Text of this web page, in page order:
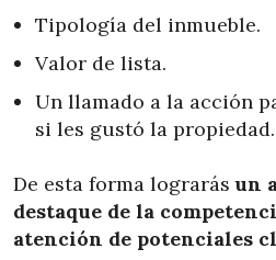
Tipología del inmueble.
Valor de lista.
Un llamado a la acción
si les gustó la propiedad.
De esta forma lograrás un
destaque de la
atención de potenciales